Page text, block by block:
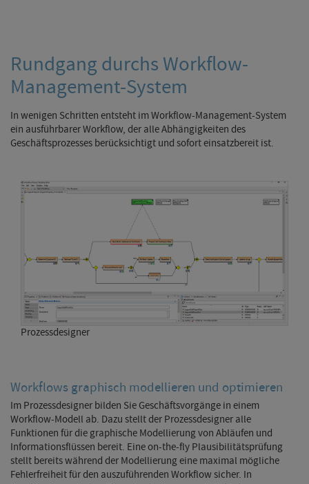
Rundgang durchs Workflow-
Management-System
In wenigen Schritten entsteht im Workflow-Management-System
ein ausführbarer Workflow, der alle Abhängigkeiten des
Geschäftsprozesses berücksichtigt und sofort einsatzbereit ist.
Prozessdesigner
Workflows graphisch modellieren und optimieren
Im Prozessdesigner bilden Sie Geschäftsvorgänge in einem
Workflow-Modell ab. Dazu stellt der Prozessdesigner alle
Funktionen für die graphische Modellierung von Abläufen und
Informationsflüssen bereit. Eine on-the-fly Plausibilitätsprüfung
stellt bereits während der Modellierung eine maximal mögliche
Fehlerfreiheit für den auszuführenden Workflow sicher. In